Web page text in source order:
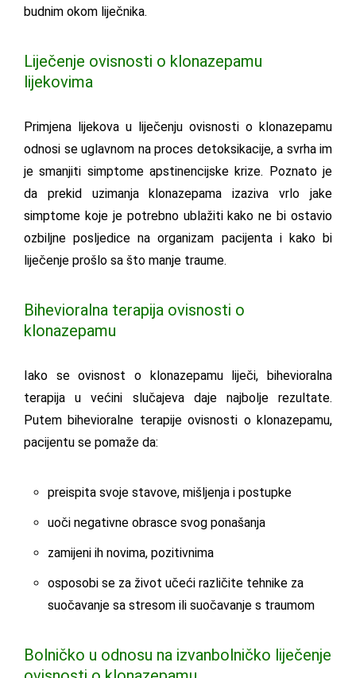
budnim okom liječnika.
Liječenje ovisnosti o klonazepamu
lijekovima
Primjena lijekova u liječenju ovisnosti o klonazepamu
odnosi se uglavnom na proces detoksikacije, a svrha im
je smanjiti simptome apstinencijske krize. Poznato je
da prekid uzimanja klonazepama izaziva vrlo jake
simptome koje je potrebno ublažiti kako ne bi ostavio
ozbiljne posljedice na organizam pacijenta i kako bi
liječenje prošlo sa što manje traume.
Bihevioralna terapija ovisnosti o
klonazepamu
Iako se ovisnost o klonazepamu liječi, bihevioralna
terapija u većini slučajeva daje najbolje rezultate.
Putem bihevioralne terapije ovisnosti o klonazepamu,
pacijentu se pomaže da:
preispita svoje stavove, mišljenja i postupke
uoči negativne obrasce svog ponašanja
zamijeni ih novima, pozitivnima
osposobi se za život učeći različite tehnike za
suočavanje sa stresom ili suočavanje s traumom
Bolničko u odnosu na izvanbolničko liječenje